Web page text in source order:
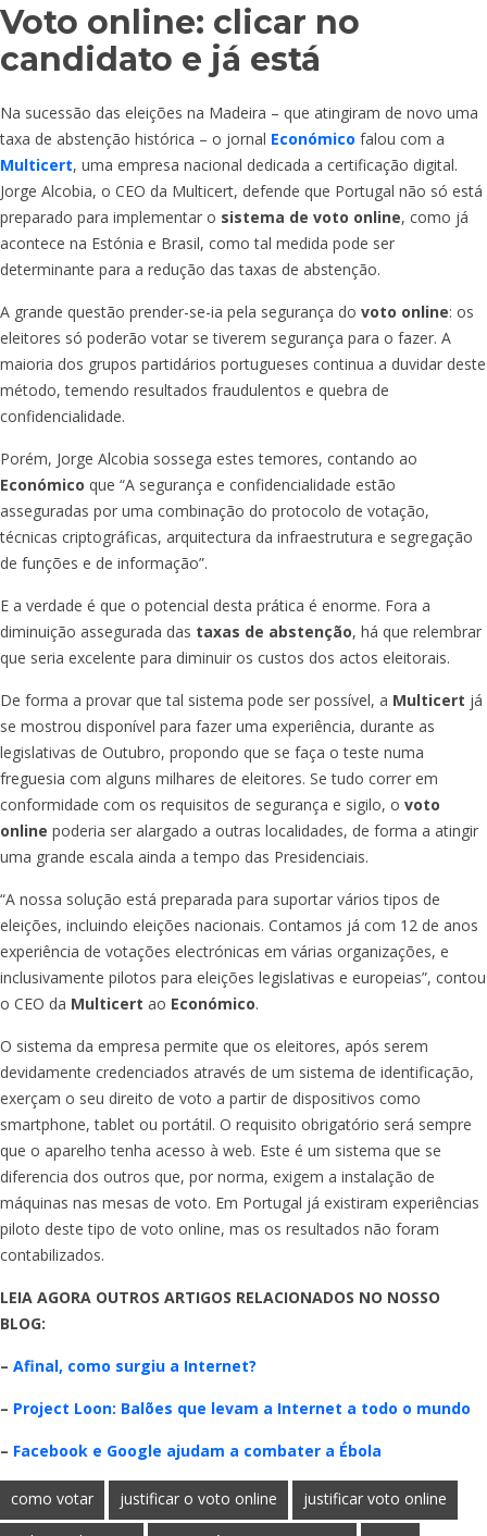
Voto online: clicar no
candidato e já está
Na sucessão das eleições na Madeira – que atingiram de novo uma
taxa de abstenção histórica – o jornal Económico falou com a
Multicert, uma empresa nacional dedicada a certificação digital.
Jorge Alcobia, o CEO da Multicert, defende que Portugal não só está
preparado para implementar o sistema de voto online, como já
acontece na Estónia e Brasil, como tal medida pode ser
determinante para a redução das taxas de abstenção.
A grande questão prender-se-ia pela segurança do voto online: os
eleitores só poderão votar se tiverem segurança para o fazer. A
maioria dos grupos partidários portugueses continua a duvidar deste
método, temendo resultados fraudulentos e quebra de
confidencialidade.
Porém, Jorge Alcobia sossega estes temores, contando ao
Económico que “A segurança e confidencialidade estão
asseguradas por uma combinação do protocolo de votação,
técnicas criptográficas, arquitectura da infraestrutura e segregação
de funções e de informação”.
E a verdade é que o potencial desta prática é enorme. Fora a
diminuição assegurada das taxas de abstenção, há que relembrar
que seria excelente para diminuir os custos dos actos eleitorais.
De forma a provar que tal sistema pode ser possível, a Multicert já
se mostrou disponível para fazer uma experiência, durante as
legislativas de Outubro, propondo que se faça o teste numa
freguesia com alguns milhares de eleitores. Se tudo correr em
conformidade com os requisitos de segurança e sigilo, o voto
online poderia ser alargado a outras localidades, de forma a atingir
uma grande escala ainda a tempo das Presidenciais.
“A nossa solução está preparada para suportar vários tipos de
eleições, incluindo eleições nacionais. Contamos já com 12 de anos
experiência de votações electrónicas em várias organizações, e
inclusivamente pilotos para eleições legislativas e europeias”, contou
o CEO da Multicert ao Económico.
O sistema da empresa permite que os eleitores, após serem
devidamente credenciados através de um sistema de identificação,
exerçam o seu direito de voto a partir de dispositivos como
smartphone, tablet ou portátil. O requisito obrigatório será sempre
que o aparelho tenha acesso à web. Este é um sistema que se
diferencia dos outros que, por norma, exigem a instalação de
máquinas nas mesas de voto. Em Portugal já existiram experiências
piloto deste tipo de voto online, mas os resultados não foram
contabilizados.
LEIA AGORA OUTROS ARTIGOS RELACIONADOS NO NOSSO
BLOG:
– Afinal, como surgiu a Internet?
– Project Loon: Balões que levam a Internet a todo o mundo
– Facebook e Google ajudam a combater a Ébola
como votar justificar o voto online justificar voto online